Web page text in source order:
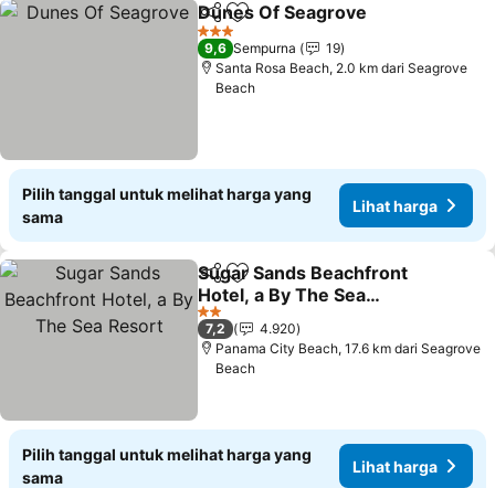
BagikanTambahkan ke favorit
Dunes Of Seagrove
3 Bintang
9,6 Sempurna
19
Santa Rosa Beach, 2.0 km dari Seagrove
Beach
Pilih tanggal untuk melihat harga yang
sama
Lihat harga
BagikanTambahkan ke favorit
Sugar Sands Beachfront
Hotel, a By The Sea
Resort
Lihat harga
2 Bintang
7,2
4.920
Panama City Beach, 17.6 km dari Seagrove
Beach
Pilih tanggal untuk melihat harga yang
sama
Lihat harga